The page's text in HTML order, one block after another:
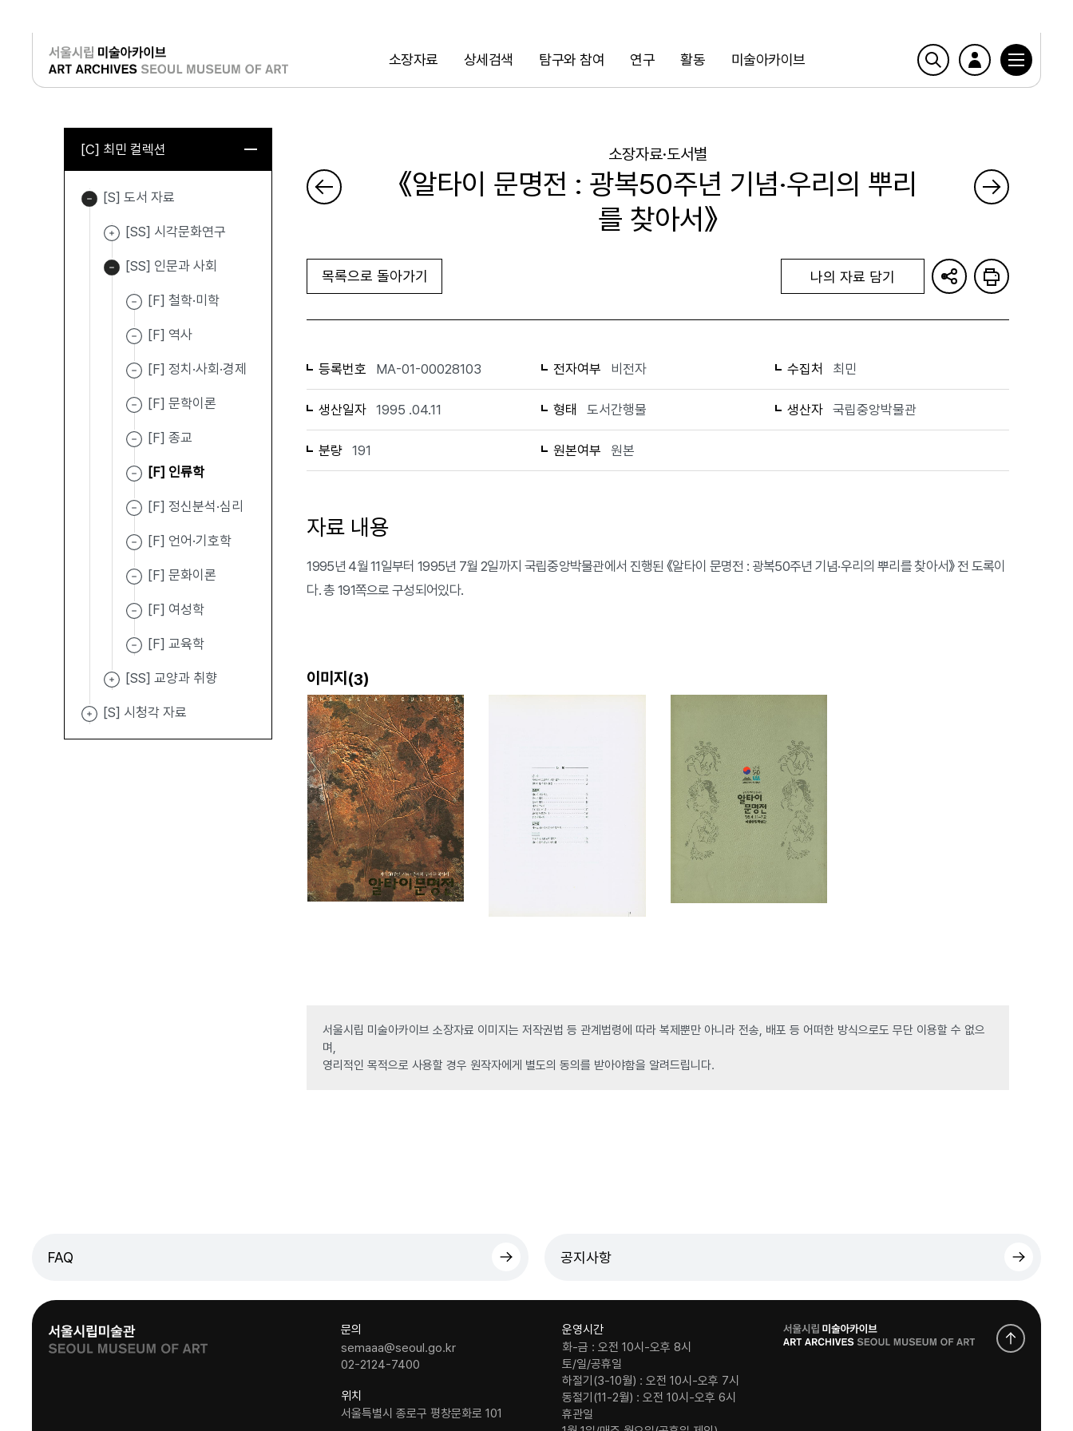
소장자료 상세검색 탐구와 참여 연구 활동 미술아카이브
검색
로그인
[C] 최민 컬렉션
[S] 도서 자료
[SS] 시각문화연구
[SS] 인문과 사회
[F] 철학·미학
[F] 역사
[F] 정치·사회·경제
[F] 문학이론
[F] 종교
[F] 인류학
[F] 정신분석·심리
[F] 언어·기호학
[F] 문화이론
[F] 여성학
[F] 교육학
[SS] 교양과 취향
[S] 시청각 자료
소장자료·도서별
《알타이 문명전 : 광복50주년 기념·우리의 뿌리
를 찾아서》
목록으로 돌아가기 나의 자료 담기
등록번호 MA-01-00028103 전자여부 비전자 수집처 최민
생산일자 1995 .04.11 형태 도서간행물 생산자 국립중앙박물관
분량 191 원본여부 원본
자료 내용
1995년 4월 11일부터 1995년 7월 2일까지 국립중앙박물관에서 진행된 《알타이 문명전 : 광복50주년 기념·우리의 뿌리를 찾아서》 전 도록이
다. 총 191쪽으로 구성되어있다.
이미지(3)
서울시립 미술아카이브 소장자료 이미지는 저작권법 등 관계법령에 따라 복제뿐만 아니라 전송, 배포 등 어떠한 방식으로도 무단 이용할 수 없으
며,
영리적인 목적으로 사용할 경우 원작자에게 별도의 동의를 받아야함을 알려드립니다.
FAQ 공지사항
문의
semaaa@seoul.go.kr
02-2124-7400
위치
서울특별시 종로구 평창문화로 101
운영시간
화-금 : 오전 10시-오후 8시
토/일/공휴일
하절기(3-10월) : 오전 10시-오후 7시
동절기(11-2월) : 오전 10시-오후 6시
휴관일
로
고